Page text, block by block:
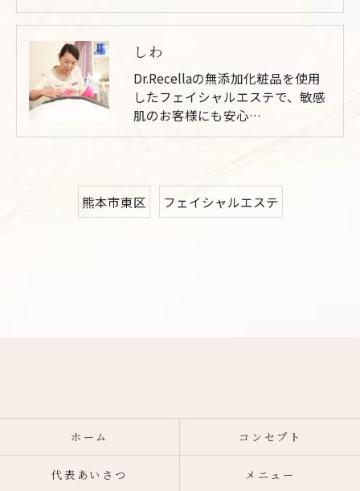
しわ
Dr.Recellaの無添加化粧品を使用
したフェイシャルエステで、敏感
肌のお客様にも安心…
熊本市東区 フェイシャルエステ
ホーム コンセプト
代表あいさつ メニュー